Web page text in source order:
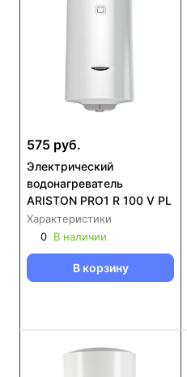
575 руб.
Электрический
водонагреватель
ARISTON PRO1 R 100 V PL
Характеристики
0 В наличии
В корзину